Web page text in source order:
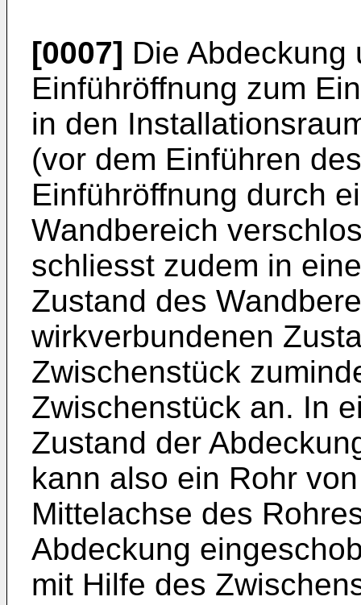
[0007] Die Abdeckung
Einführöffnung zum
in den
(vor dem Einführen
Einführöffnung durch
Wandbereich
schliesst zudem in
Zustand des
wirkverbundenen
Zwischenstück
Zwischenstück an. In
Zustand der
kann also ein Rohr
Mittelachse des
Abdeckung
mit Hilfe des